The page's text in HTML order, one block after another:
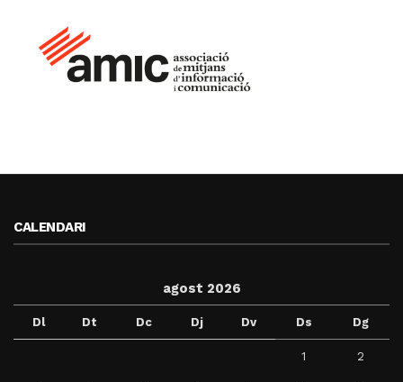
CALENDARI
agost 2026
Dl Dt Dc Dj Dv Ds Dg
1 2